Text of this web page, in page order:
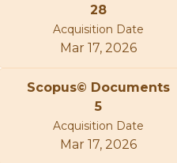
28
Acquisition Date
Mar 17, 2026
Scopus© Documents
5
Acquisition Date
Mar 17, 2026